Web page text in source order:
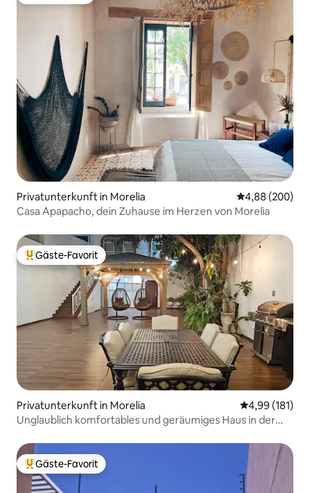
Privatunterkunft in Morelia
4,88 (200)
Casa Apapacho, dein Zuhause im Herzen von Morelia
Beliebter Gäste-Favorit.
Gäste-Favorit
Privatunterkunft in Morelia
4,99 (181)
Unglaublich komfortables und geräumiges Haus in der
Beliebter Gäste-Favorit.
Gäste-Favorit